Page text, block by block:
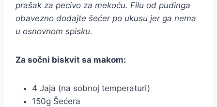
prašak za pecivo za mekoću. Filu od pudinga
obavezno dodajte šećer po ukusu jer ga nema
u osnovnom spisku.
Za sočni biskvit sa makom:
4 Jaja (na sobnoj temperaturi)
150g Šećera